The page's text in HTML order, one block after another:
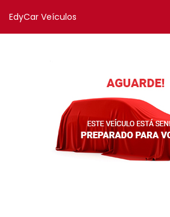
EdyCar Veículos